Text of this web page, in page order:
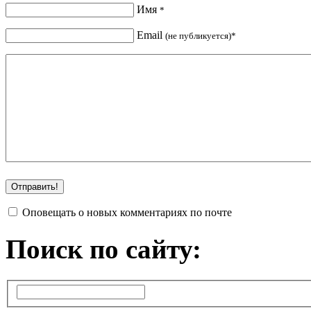
Имя *
Email (не публикуется)*
Оповещать о новых комментариях по почте
Поиск по сайту: